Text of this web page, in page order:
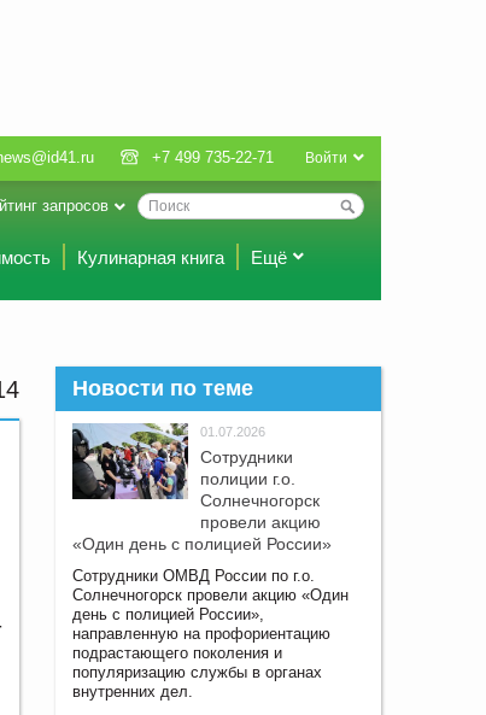
Войти
+7 499 735-22-71
запросов
Кулинарная книга Ещё
Новости по теме
01.07.2026
Сотрудники
полиции г.о.
Солнечногорск
провели акцию
«Один день с полицией России»
Сотрудники ОМВД России по г.о.
Солнечногорск провели акцию «Один
день с полицией России»,
направленную на профориентацию
подрастающего поколения и
популяризацию службы в органах
внутренних дел.